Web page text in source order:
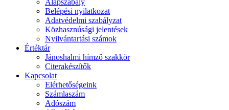
Alapszabály
Belépési nyilatkozat
Adatvédelmi szabályzat
Közhasznúsági jelentések
Nyilvántartási számok
Értéktár
Jánoshalmi hímző szakkör
Citerakészítők
Kapcsolat
Elérhetőségeink
Számlaszám
Adószám